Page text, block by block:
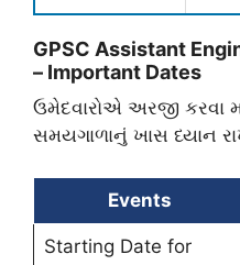
GPSC Assistant
– Important Dates
​ઉમેદવારોએ અરજી કરવા
સમયગાળાનું ખાસ ધ્યાન
Events
Starting Date for